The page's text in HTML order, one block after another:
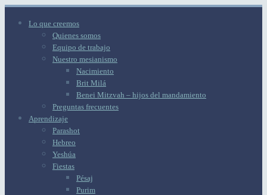
Lo que creemos
Quienes somos
Equipo de trabajo
Nuestro mesianismo
Nacimiento
Brit Milá
Benei Mitzvah – hijos del mandamiento
Preguntas frecuentes
Aprendizaje
Parashot
Hebreo
Yeshúa
Fiestas
Pésaj
Purim